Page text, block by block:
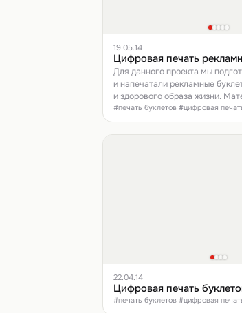
19.05.14
Цифровая печать
Для данного проекта мы
и напечатали рекламные
и здорового образа жизни.
предоставлены заказчиком.
#печать буклетов #цифровая
22.04.14
Цифровая печать
#печать буклетов #цифровая